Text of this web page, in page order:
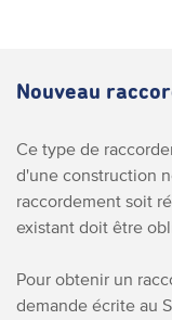
Nouveau
Ce type de
d'une construction
raccordement soit
existant doit être
Pour obtenir un
demande écrite au